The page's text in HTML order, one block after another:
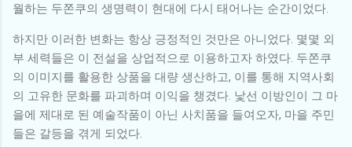
월하는 두쫀쿠의 생명력이 현대에 다시 태어나는 순간이었다.
하지만 이러한 변화는 항상 긍정적인 것만은 아니었다. 몇몇 외
부 세력들은 이 전설을 상업적으로 이용하고자 하였다. 두쫀쿠
의 이미지를 활용한 상품을 대량 생산하고, 이를 통해 지역사회
의 고유한 문화를 파괴하며 이익을 챙겼다. 낯선 이방인이 그 마
을에 제대로 된 예술작품이 아닌 사치품을 들여오자, 마을 주민
들은 갈등을 겪게 되었다.